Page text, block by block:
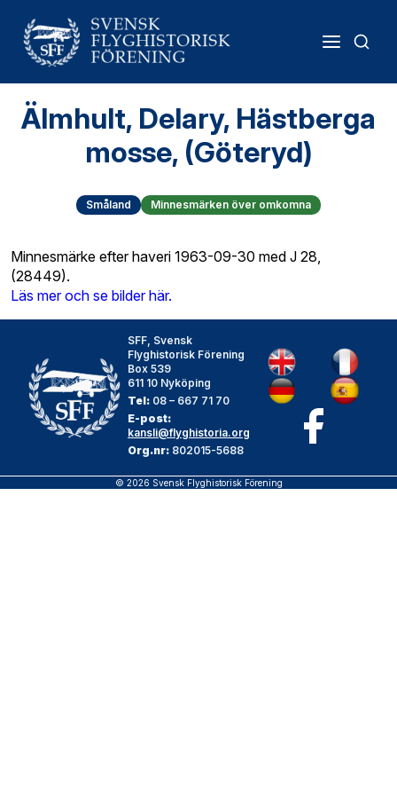
Älmhult, Delary, Hästberga
mosse, (Göteryd)
Småland Minnesmärken över omkomna
Minnesmärke efter haveri 1963-09-30 med J 28,
(28449).
Läs mer och se bilder här.
SFF, Svensk
Flyghistorisk Förening
Box 539
611 10 Nyköping
Tel: 08 – 667 71 70
E-post:
kansli@flyghistoria.org
Org.nr: 802015-5688
© 2026 Svensk Flyghistorisk Förening